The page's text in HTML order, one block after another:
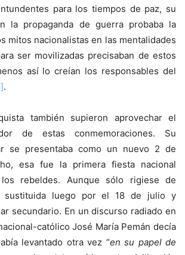
para los tiempos de paz, su
la propaganda de guerra probaba la
mitos nacionalistas en las mentalidades
ser movilizadas precisaban de estos
así lo creían los responsables del
.
también supieron aprovechar el
de estas conmemoraciones. Su
se presentaba como un nuevo 2 de
esa fue la primera fiesta nacional
rebeldes. Aunque sólo rigiese de
sustituida luego por el 18 de julio y
secundario. En un discurso radiado en
católico José María Pemán decía
levantado otra vez “en su papel de